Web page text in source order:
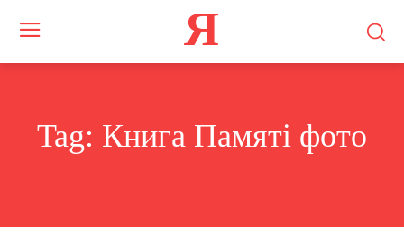
Я
Tag: Книга Памяті фото